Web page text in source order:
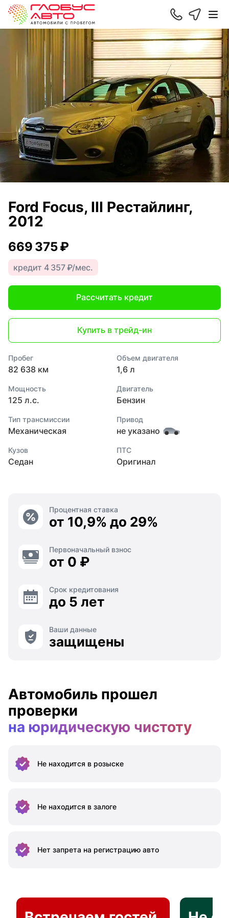
Ford Focus, III Рестайлинг,
2012
669 375 ₽
кредит 4 357 ₽/мес.
Рассчитать кредит
Купить в трейд-ин
Пробег
82 638 км
Объем двигателя
1,6 л
Мощность
125 л.с.
Двигатель
Бензин
Тип трансмиссии
Механическая
Привод
не указано
Кузов
Седан
ПТС
Оригинал
Процентная ставка
от 10,9% до 29%
Первоначальный взнос
от 0 ₽
Срок кредитования
до 5 лет
Ваши данные
защищены
Автомобиль прошел
проверки
на юридическую чистоту
Не находится в розыске
Не находится в залоге
Нет запрета на регистрацию авто